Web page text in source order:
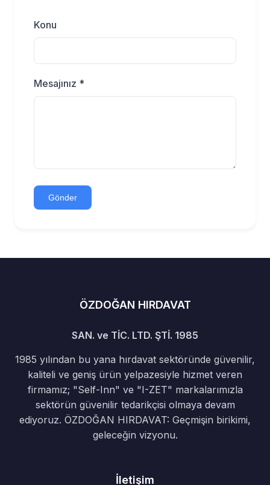
Konu
Mesajınız *
Gönder
ÖZDOĞAN HIRDAVAT
SAN. ve TİC. LTD. ŞTİ. 1985
1985 yılından bu yana hırdavat sektöründe güvenilir,
kaliteli ve geniş ürün yelpazesiyle hizmet veren
firmamız; "Self-Inn" ve "I-ZET" markalarımızla
sektörün güvenilir tedarikçisi olmaya devam
ediyoruz. ÖZDOĞAN HIRDAVAT: Geçmişin birikimi,
geleceğin vizyonu.
İletişim